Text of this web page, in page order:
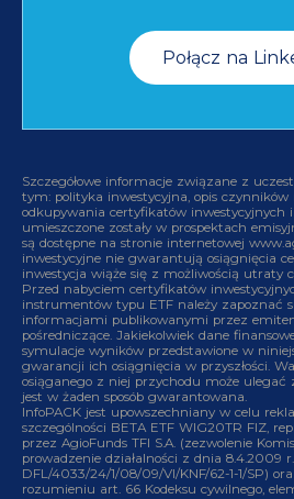
Połącz na
Szczegółowe informacje związane z
tym: polityka inwestycyjna, opis czynników
odkupywania certyfikatów inwestycyjnych
umieszczone zostały w prospektach
są dostępne na stronie internetowej
inwestycyjne nie gwarantują osiągnięcia
inwestycja wiąże się z możliwością utraty
Przed nabyciem certyfikatów
instrumentów typu ETF należy zapoznać
informacjami publikowanymi przez
pośredniczące. Jakiekolwiek dane
symulacje wyników przedstawione w
gwarancji ich osiągnięcia w przyszłości.
osiąganego z niej przychodu może
jest w żaden sposób gwarantowana.
InfoPACK jest upowszechniany w celu
szczególności BETA ETF WIG20TR FIZ,
przez AgioFunds TFI S.A. (zezwolenie
prowadzenie działalności z dnia 8.4.2009
DFL/4033/24/1/08/09/VI/KNF/62-1-1/SP)
rozumieniu art. 66 Kodeksu cywilnego,